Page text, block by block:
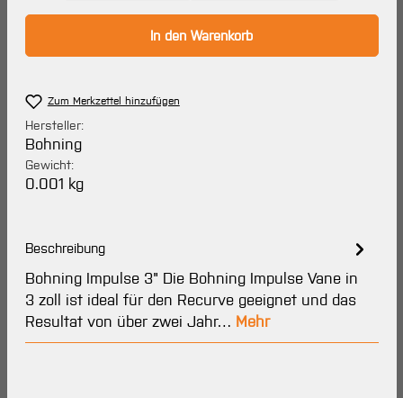
In den Warenkorb
Zum Merkzettel hinzufügen
Hersteller:
Bohning
Gewicht:
0.001 kg
Beschreibung
Bohning Impulse 3" Die Bohning Impulse Vane in
3 zoll ist ideal für den Recurve geeignet und das
Resultat von über zwei Jahr… Mehr